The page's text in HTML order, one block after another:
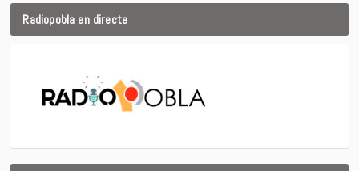
Radiopobla en directe